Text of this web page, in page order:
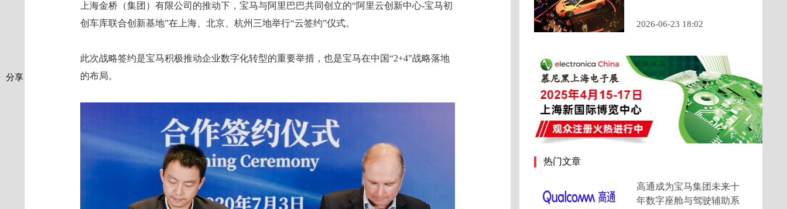
分享
上海金桥（集团）有限公司的推动下，宝马与阿里巴巴共同创立的“阿里云创新中心-宝马初
创车库联合创新基地”在上海、北京、杭州三地举行“云签约”仪式。
此次战略签约是宝马积极推动企业数字化转型的重要举措，也是宝马在中国“2+4”战略落地
的布局。
2026-06-23 18:02
热门文章
高通成为宝马集团未来十
年数字座舱与驾驶辅助系